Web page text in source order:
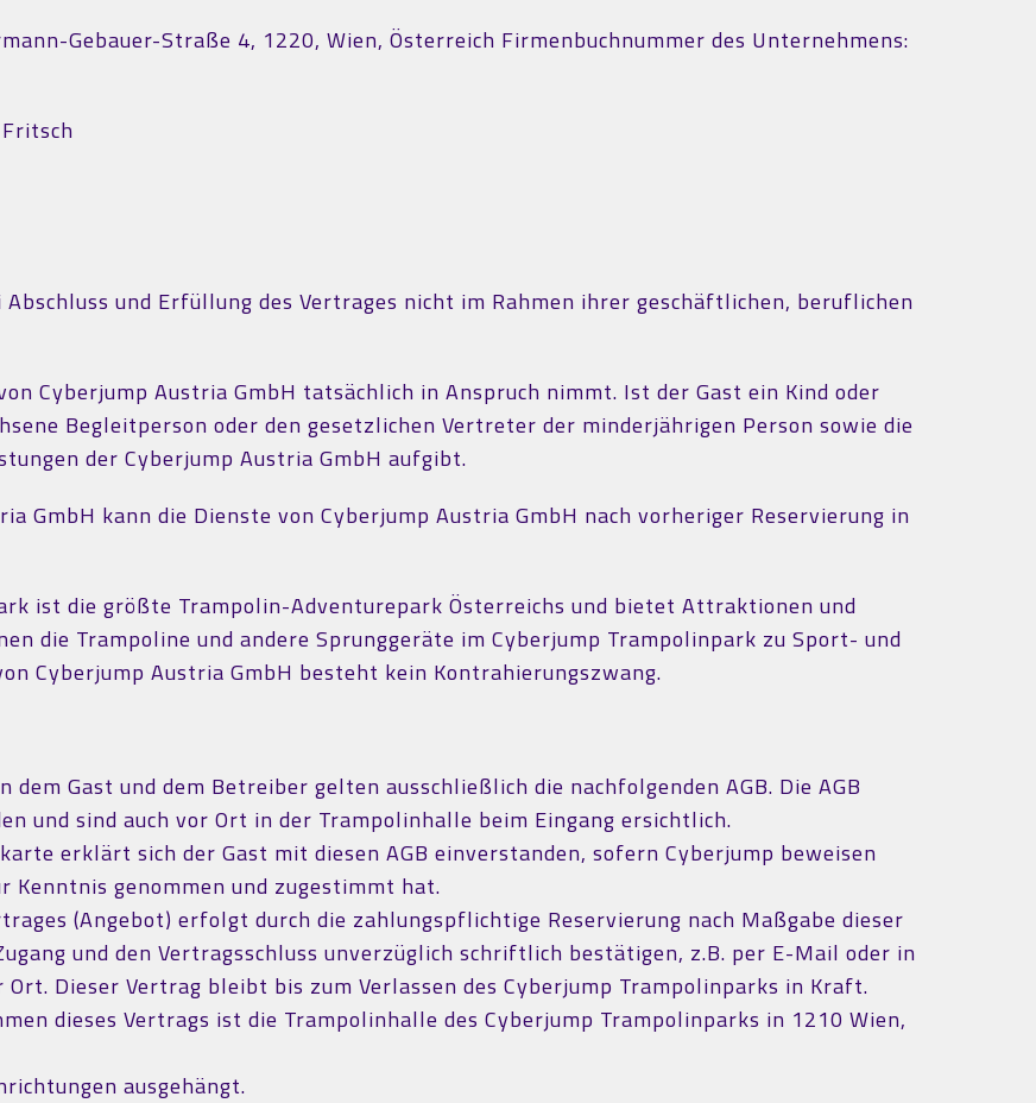
Gebauer-Straße 4, 1220, Wien, Österreich Firmenbuchnummer des Unternehmens:
und Erfüllung des Vertrages nicht im Rahmen ihrer geschäftlichen, beruflichen
Cyberjump Austria GmbH tatsächlich in Anspruch nimmt. Ist der Gast ein Kind oder
Begleitperson oder den gesetzlichen Vertreter der minderjährigen Person sowie die
der Cyberjump Austria GmbH aufgibt.
GmbH kann die Dienste von Cyberjump Austria GmbH nach vorheriger Reservierung in
ist die größte Trampolin-Adventurepark Österreichs und bietet Attraktionen und
die Trampoline und andere Sprunggeräte im Cyberjump Trampolinpark zu Sport- und
Cyberjump Austria GmbH besteht kein Kontrahierungszwang.
Gast und dem Betreiber gelten ausschließlich die nachfolgenden AGB. Die AGB
und sind auch vor Ort in der Trampolinhalle beim Eingang ersichtlich.
erklärt sich der Gast mit diesen AGB einverstanden, sofern Cyberjump beweisen
Kenntnis genommen und zugestimmt hat.
(Angebot) erfolgt durch die zahlungspflichtige Reservierung nach Maßgabe dieser
und den Vertragsschluss unverzüglich schriftlich bestätigen, z.B. per E-Mail oder in
Dieser Vertrag bleibt bis zum Verlassen des Cyberjump Trampolinparks in Kraft.
dieses Vertrags ist die Trampolinhalle des Cyberjump Trampolinparks in 1210 Wien,
ausgehängt.